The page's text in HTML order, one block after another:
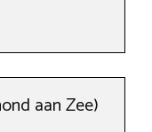
aan Zee)